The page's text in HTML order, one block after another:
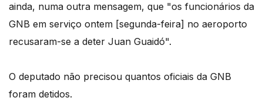
ainda, numa outra mensagem, que "os funcionários da
GNB em serviço ontem [segunda-feira] no aeroporto
recusaram-se a deter Juan Guaidó".
O deputado não precisou quantos oficiais da GNB
foram detidos.